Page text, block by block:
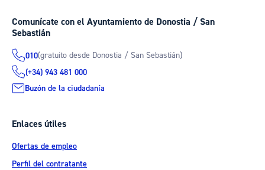
Comunícate con el Ayuntamiento de Donostia / San
Sebastián
010(gratuito desde Donostia / San Sebastián)
(+34) 943 481 000
Buzón de la ciudadanía
Enlaces útiles
Ofertas de empleo
Perfil del contratante